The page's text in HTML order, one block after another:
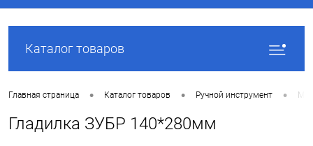
Каталог товаров
Главная страница • Каталог товаров • Ручной инструмент •
Гладилка ЗУБР 140*280мм